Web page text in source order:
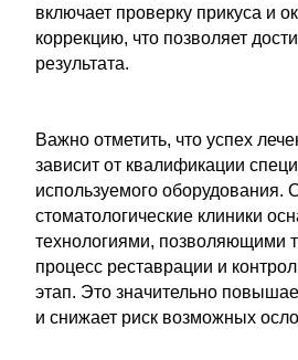
включает проверку прикуса и
коррекцию, что позволяет
результата.
Важно отметить, что успех
зависит от квалификации
используемого
стоматологические клиники
технологиями, позволяющими
процесс реставрации и
этап. Это значительно
и снижает риск возможных